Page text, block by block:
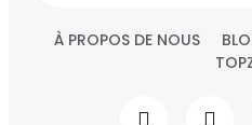
À PROPOS DE NOUS